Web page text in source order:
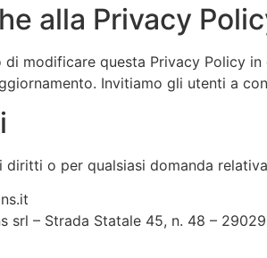
alla Privacy
modificare questa Privacy Policy
Invitiamo gli utenti a
diritti o per qualsiasi domanda
srl – Strada Statale 45, n. 48 –